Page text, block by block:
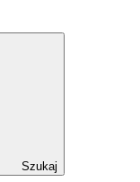
Szukaj